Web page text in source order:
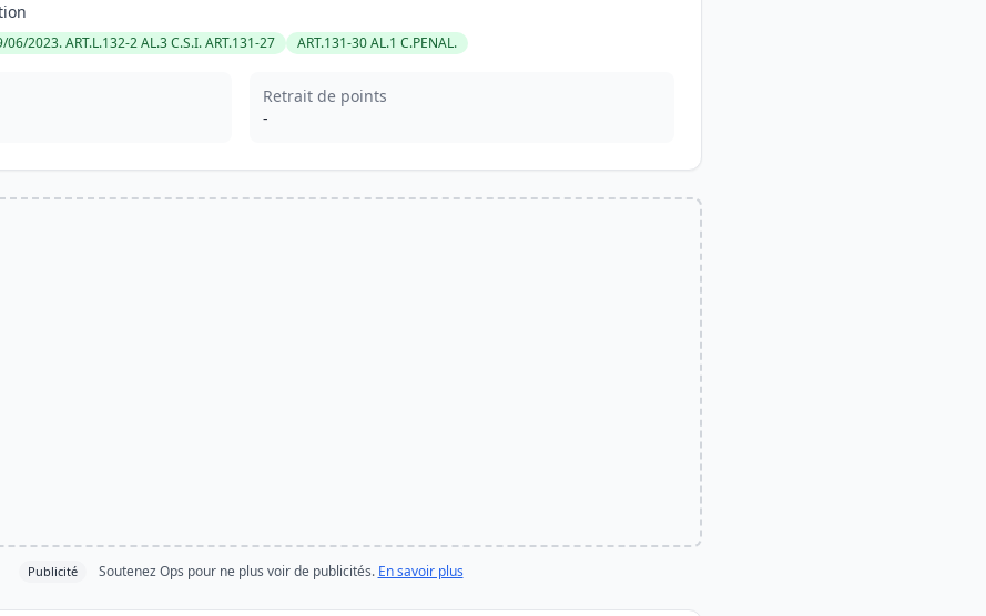
2023. ART.L.132-2 AL.3 C.S.I. ART.131-27 ART.131-30 AL.1 C.PENAL.
Retrait de points
-
Publicité Soutenez Ops pour ne plus voir de publicités. En savoir plus